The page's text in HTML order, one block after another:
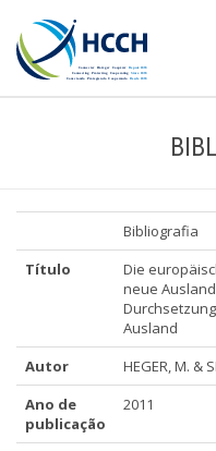
Bibliografia
Título
Die
neue
Ausland
Autor
HEGER, M. &
Ano de
publicação
2011